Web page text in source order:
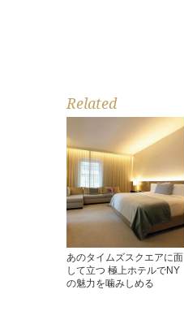
Related
あのタイムズスクエアに面
して立つ 極上ホテルでNY
の魅力を噛みしめる